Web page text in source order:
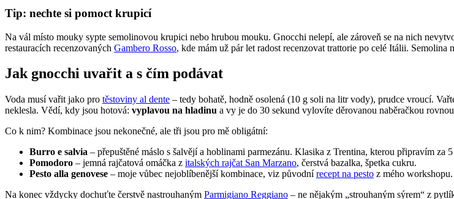
Tip: nechte si pomoct krupicí
Na vál místo mouky sypte semolinovou krupici nebo hrubou mouku. Gnocchi nelepí, ale zároveň se na nich
restauracích recenzovaných Gambero Rosso, kde mám už pár let radost recenzovat trattorie po celé Itálii.
Jak gnocchi uvařit a s čím podávat
Voda musí vařit jako pro těstoviny al dente – tedy bohatě, hodně osolená (10 g soli na litr vody), prudce vroucí.
neklesla. Vědí, kdy jsou hotová: vyplavou na hladinu a vy je do 30 sekund vylovíte děrovanou naběračkou
Co k nim? Kombinace jsou nekonečné, ale tři jsou pro mě obligátní:
Burro e salvia – přepuštěné máslo s šalvějí a hoblinami parmezánu. Klasika z Trentina, kterou připravím za
Pomodoro – jemná rajčatová omáčka z italských rajčat San Marzano, čerstvá bazalka, špetka cukru.
Pesto alla genovese – moje vůbec nejoblíbenější kombinace, viz původnírecept na pesto z mého workshopu.
Na konec vždycky dochuťte čerstvě nastrouhaným Parmigiano Reggiano – ne nějakým „strouhaným sýrem“ z